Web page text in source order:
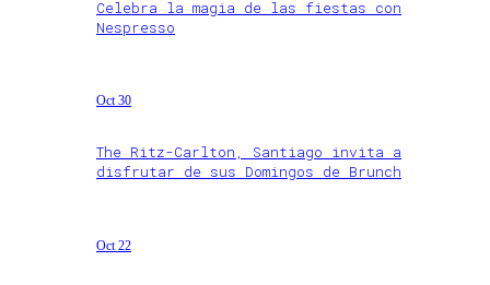
Celebra la magia de las fiestas con
Nespresso
Oct 30
The Ritz-Carlton, Santiago invita a
disfrutar de sus Domingos de Brunch
Oct 22